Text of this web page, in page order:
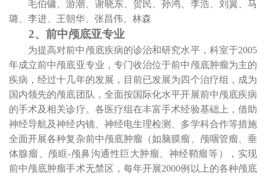
毛伯镛、游潮、谢晓东、贺民、孙鸿、李浩、刘翼、马
璐、李进、王朝华、张昌伟、林森
2、前中颅底亚专业
为提高对前中颅底疾病的诊治和研究水平，科室于2005
年成立前中颅底亚专业，专门收治位于前中颅底肿瘤为主的
疾病，经过十几年的发展，目前已发展为四个治疗组，成为
国内领先的颅底团队，全面按国际化水平开展前中颅底疾病
的手术及相关诊疗。各医疗组在丰富手术经验基础上，借助
神经导航及神经内镜、神经电生理检测、多学科合作等措施
全面开展各种复杂前中颅底肿瘤（如脑膜瘤、颅咽管瘤、垂
体腺瘤、颅眶-颅鼻沟通性巨大肿瘤、神经鞘瘤等），实现
前中颅底肿瘤手术无禁区，每年开展2000例以上的各种颅底